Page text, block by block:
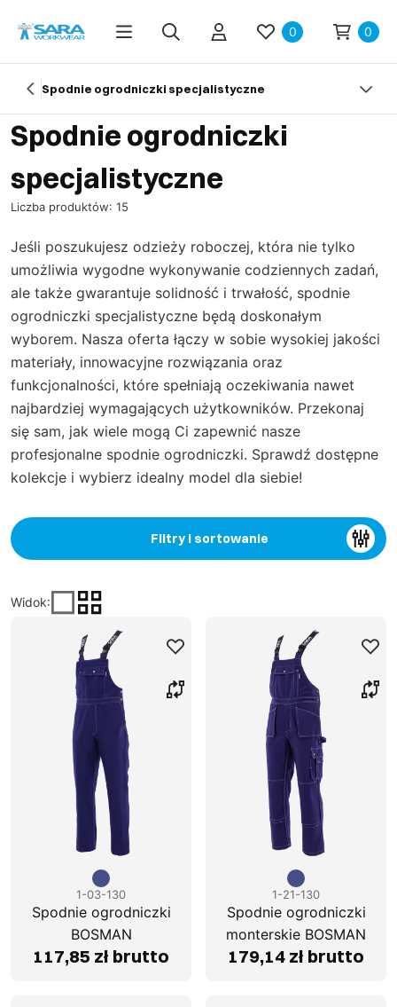
0 0
Spodnie ogrodniczki specjalistyczne
Spodnie ogrodniczki
specjalistyczne
Liczba produktów: 15
Jeśli poszukujesz odzieży roboczej, która nie tylko
umożliwia wygodne wykonywanie codziennych zadań,
ale także gwarantuje solidność i trwałość, spodnie
ogrodniczki specjalistyczne będą doskonałym
wyborem. Nasza oferta łączy w sobie wysokiej jakości
materiały, innowacyjne rozwiązania oraz
funkcjonalności, które spełniają oczekiwania nawet
najbardziej wymagających użytkowników. Przekonaj
się sam, jak wiele mogą Ci zapewnić nasze
profesjonalne spodnie ogrodniczki. Sprawdź dostępne
kolekcje i wybierz idealny model dla siebie!
Filtry i sortowanie
Widok:
1-03-130
Spodnie ogrodniczki
BOSMAN
117,85 zł brutto
1-21-130
Spodnie ogrodniczki
monterskie BOSMAN
179,14 zł brutto